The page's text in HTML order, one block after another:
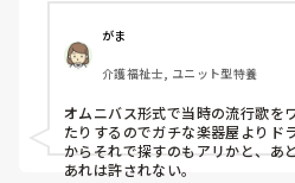
がま
介護福祉士, ユニット型特養
オムニバス形式で当時の流行歌を
たりするのでガチな楽器屋よりド
からそれで探すのもアリかと、あ
あれは許されない。